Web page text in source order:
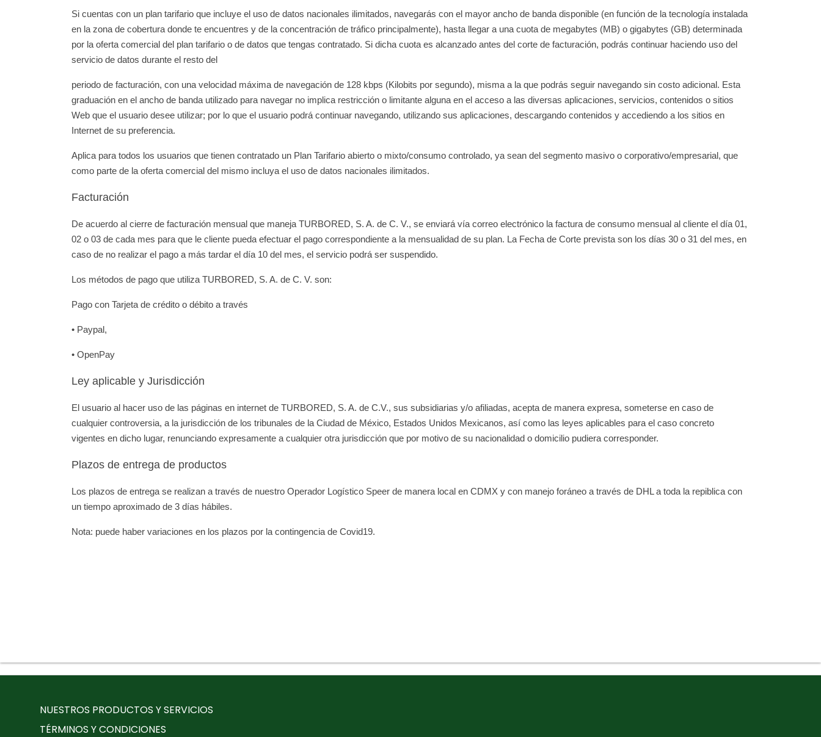
Si cuentas con un plan tarifario que incluye el uso de datos nacionales ilimitados, navegarás con el mayor ancho de banda disponible (en función de la tecnología instalada
en la zona de cobertura donde te encuentres y de la concentración de tráfico principalmente), hasta llegar a una cuota de megabytes (MB) o gigabytes (GB) determinada
por la oferta comercial del plan tarifario o de datos que tengas contratado. Si dicha cuota es alcanzado antes del corte de facturación, podrás continuar haciendo uso del
servicio de datos durante el resto del
periodo de facturación, con una velocidad máxima de navegación de 128 kbps (Kilobits por segundo), misma a la que podrás seguir navegando sin costo adicional. Esta
graduación en el ancho de banda utilizado para navegar no implica restricción o limitante alguna en el acceso a las diversas aplicaciones, servicios, contenidos o sitios
Web que el usuario desee utilizar; por lo que el usuario podrá continuar navegando, utilizando sus aplicaciones, descargando contenidos y accediendo a los sitios en
Internet de su preferencia.
Aplica para todos los usuarios que tienen contratado un Plan Tarifario abierto o mixto/consumo controlado, ya sean del segmento masivo o corporativo/empresarial, que
como parte de la oferta comercial del mismo incluya el uso de datos nacionales ilimitados.
Facturación
De acuerdo al cierre de facturación mensual que maneja TURBORED, S. A. de C. V., se enviará vía correo electrónico la factura de consumo mensual al cliente el día 01,
02 o 03 de cada mes para que le cliente pueda efectuar el pago correspondiente a la mensualidad de su plan. La Fecha de Corte prevista son los días 30 o 31 del mes, en
caso de no realizar el pago a más tardar el día 10 del mes, el servicio podrá ser suspendido.
Los métodos de pago que utiliza TURBORED, S. A. de C. V. son:
Pago con Tarjeta de crédito o débito a través
• Paypal,
• OpenPay
Ley aplicable y Jurisdicción
El usuario al hacer uso de las páginas en internet de TURBORED, S. A. de C.V., sus subsidiarias y/o afiliadas, acepta de manera expresa, someterse en caso de
cualquier controversia, a la jurisdicción de los tribunales de la Ciudad de México, Estados Unidos Mexicanos, así como las leyes aplicables para el caso concreto
vigentes en dicho lugar, renunciando expresamente a cualquier otra jurisdicción que por motivo de su nacionalidad o domicilio pudiera corresponder.
Plazos de entrega de productos
Los plazos de entrega se realizan a través de nuestro Operador Logístico Speer de manera local en CDMX y con manejo foráneo a través de DHL a toda la repiblica con
un tiempo aproximado de 3 días hábiles.
Nota: puede haber variaciones en los plazos por la contingencia de Covid19.
NUESTROS PRODUCTOS Y SERVICIOS
TÉRMINOS Y CONDICIONES